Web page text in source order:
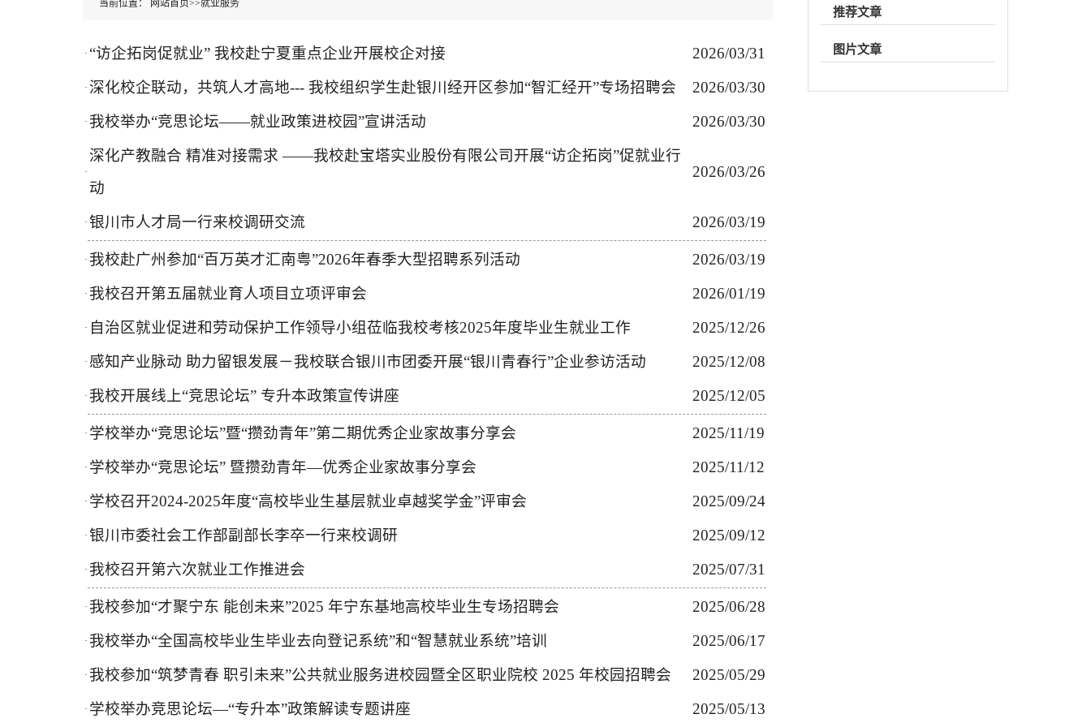
当前位置： 网站首页>>就业服务
· “访企拓岗促就业” 我校赴宁夏重点企业开展校企对接 2026/03/31
· 深化校企联动，共筑人才高地--- 我校组织学生赴银川经开区参加“智汇经开”专场招聘会 2026/03/30
· 我校举办“竞思论坛——就业政策进校园”宣讲活动 2026/03/30
·
深化产教融合 精准对接需求 ——我校赴宝塔实业股份有限公司开展“访企拓岗”促就业行
动
2026/03/26
· 银川市人才局一行来校调研交流 2026/03/19
· 我校赴广州参加“百万英才汇南粤”2026年春季大型招聘系列活动 2026/03/19
· 我校召开第五届就业育人项目立项评审会 2026/01/19
· 自治区就业促进和劳动保护工作领导小组莅临我校考核2025年度毕业生就业工作 2025/12/26
· 感知产业脉动 助力留银发展－我校联合银川市团委开展“银川青春行”企业参访活动 2025/12/08
· 我校开展线上“竞思论坛” 专升本政策宣传讲座 2025/12/05
· 学校举办“竞思论坛”暨“攒劲青年”第二期优秀企业家故事分享会 2025/11/19
· 学校举办“竞思论坛” 暨攒劲青年—优秀企业家故事分享会 2025/11/12
· 学校召开2024-2025年度“高校毕业生基层就业卓越奖学金”评审会 2025/09/24
· 银川市委社会工作部副部长李卒一行来校调研 2025/09/12
· 我校召开第六次就业工作推进会 2025/07/31
· 我校参加“才聚宁东 能创未来”2025 年宁东基地高校毕业生专场招聘会 2025/06/28
· 我校举办“全国高校毕业生毕业去向登记系统”和“智慧就业系统”培训 2025/06/17
· 我校参加“筑梦青春 职引未来”公共就业服务进校园暨全区职业院校 2025 年校园招聘会 2025/05/29
· 学校举办竞思论坛—“专升本”政策解读专题讲座 2025/05/13
推荐文章
图片文章